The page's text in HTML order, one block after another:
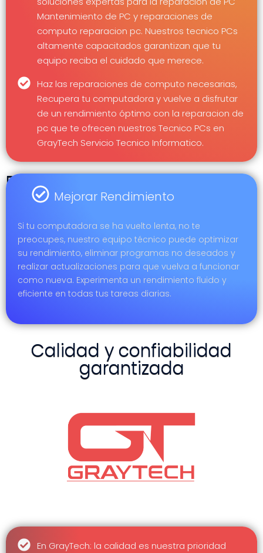
Mantenimiento de PC y reparaciones de
computo reparacion pc. Nuestros tecnico PCs
altamente capacitados garantizan que tu
equipo reciba el cuidado que merece.
Haz las reparaciones de computo necesarias,
Recupera tu computadora y vuelve a disfrutar
de un rendimiento óptimo con la reparacion de
pc que te ofrecen nuestros Tecnico PCs en
GrayTech Servicio Tecnico Informatico.
Reparacion
Notebook
tu
alcance
Mejorar Rendimiento
Si tu computadora se ha vuelto lenta, no te
preocupes, nuestro equipo técnico puede optimizar
su rendimiento, eliminar programas no deseados y
realizar actualizaciones para que vuelva a funcionar
como nueva. Experimenta un rendimiento fluido y
eficiente en todas tus tareas diarias.
Calidad y confiabilidad
garantizada
En GrayTech: la calidad es nuestra prioridad